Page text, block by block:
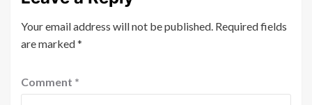
Your email address will not be published. Required fields
are marked*
Comment *